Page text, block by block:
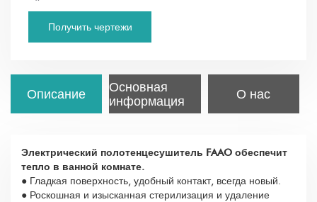
Получить чертежи
Описание
Основная
информация
О нас
Электрический полотенцесушитель FAAO обеспечит
тепло в ванной комнате.
● Гладкая поверхность, удобный контакт, всегда новый.
● Роскошная и изысканная стерилизация и удаление